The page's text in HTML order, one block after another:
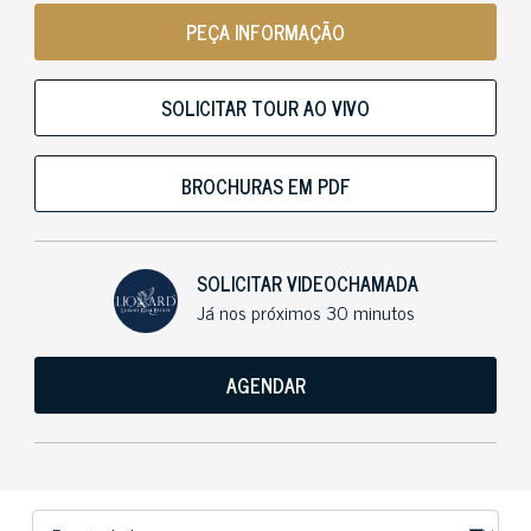
PEÇA INFORMAÇÃO
SOLICITAR TOUR AO VIVO
BROCHURAS EM PDF
SOLICITAR VIDEOCHAMADA
Já nos próximos 30 minutos
AGENDAR